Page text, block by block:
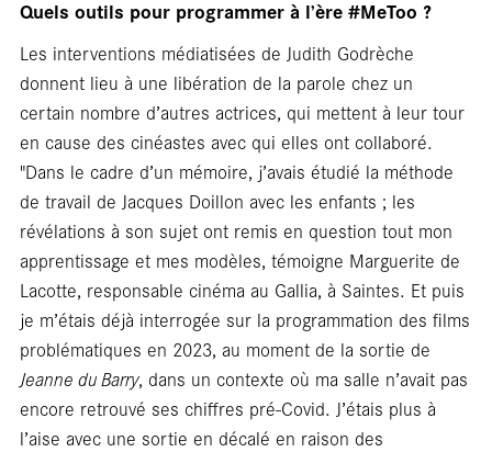
Quels outils pour programmer à l’ère #MeToo ?
Les interventions médiatisées de Judith Godrèche
donnent lieu à une libération de la parole chez un
certain nombre d’autres actrices, qui mettent à leur tour
en cause des cinéastes avec qui elles ont collaboré.
"Dans le cadre d’un mémoire, j’avais étudié la méthode
de travail de Jacques Doillon avec les enfants ; les
révélations à son sujet ont remis en question tout mon
apprentissage et mes modèles, témoigne Marguerite de
Lacotte, responsable cinéma au Gallia, à Saintes. Et puis
je m’étais déjà interrogée sur la programmation des films
problématiques en 2023, au moment de la sortie de
Jeanne du Barry, dans un contexte où ma salle n’avait pas
encore retrouvé ses chiffres pré-Covid. J’étais plus à
l’aise avec une sortie en décalé en raison des